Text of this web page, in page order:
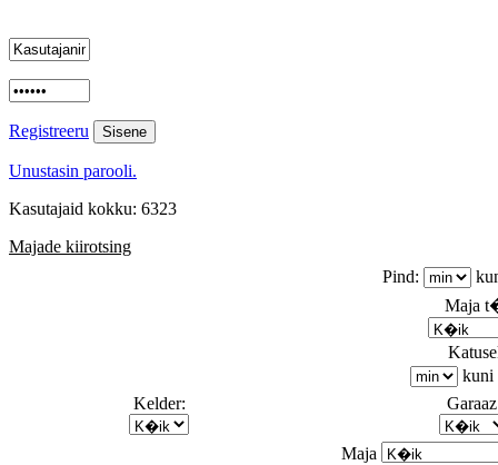
Registreeru
Unustasin parooli.
Kasutajaid kokku: 6323
Majade kiirotsing
Pind:
Maja
kuni
Kelder:
Maja